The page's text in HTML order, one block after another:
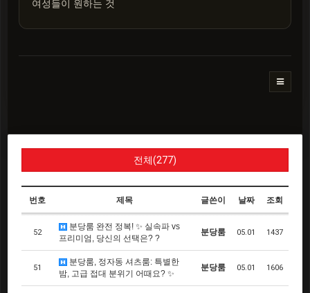
여성들이 원하는 것
전체(277)
번호 제목 글쓴이 날짜 조회
52
분당룸 완전 정복! ✨ 실속파 vs
프리미엄, 당신의 선택은? ?
분당룸 05.01 1437
51
분당룸, 정자동 셔츠룸: 특별한
밤, 고급 접대 분위기 어때요? ✨
분당룸 05.01 1606